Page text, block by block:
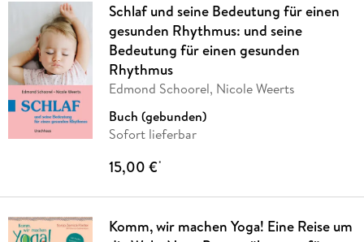
Schlaf und seine Bedeutung für einen
gesunden Rhythmus: und seine
Bedeutung für einen gesunden
Rhythmus
Edmond Schoorel, Nicole Weerts
Buch (gebunden)
Sofort lieferbar
15,00 €*
Komm, wir machen Yoga! Eine Reise um